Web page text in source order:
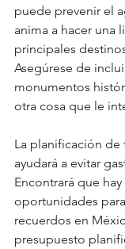
puede prevenir el
anima a hacer una
principales
Asegúrese de
monumentos
otra cosa que le
La planificación
ayudará a evitar
Encontrará que hay
oportunidades
recuerdos en
presupuesto